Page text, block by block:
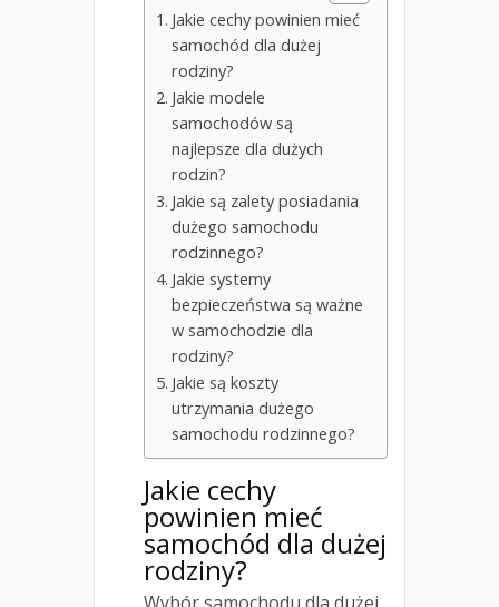
Jakie cechy powinien mieć
samochód dla dużej
rodziny?
Jakie modele
samochodów są
najlepsze dla dużych
rodzin?
Jakie są zalety posiadania
dużego samochodu
rodzinnego?
Jakie systemy
bezpieczeństwa są ważne
w samochodzie dla
rodziny?
Jakie są koszty
utrzymania dużego
samochodu rodzinnego?
Jakie cechy
powinien mieć
samochód dla dużej
rodziny?